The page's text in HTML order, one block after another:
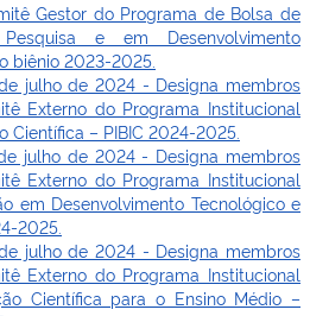
Gestor do Programa de Bolsa de
e em Desenvolvimento
biênio 2023-2025.
julho de 2024 - Designa membros
Externo do Programa Institucional
Científica – PIBIC 2024-2025.
julho de 2024 - Designa membros
Externo do Programa Institucional
em Desenvolvimento Tecnológico e
2025.
julho de 2024 - Designa membros
Externo do Programa Institucional
Científica para o Ensino Médio –